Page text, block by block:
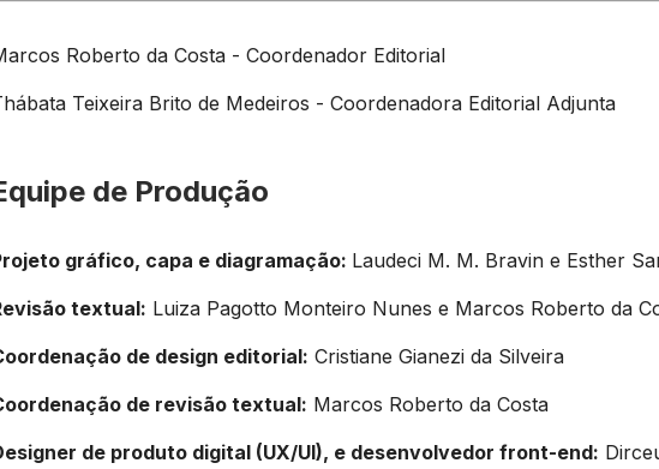
Roberto da Costa - Coordenador Editorial
Teixeira Brito de Medeiros - Coordenadora Editorial Adjunta
de Produção
gráfico, capa e diagramação: Laudeci M. M. Bravin e Esther
textual: Luiza Pagotto Monteiro Nunes e Marcos Roberto da
de design editorial: Cristiane Gianezi da Silveira
de revisão textual: Marcos Roberto da Costa
de produto digital (UX/UI), e desenvolvedor front-end: